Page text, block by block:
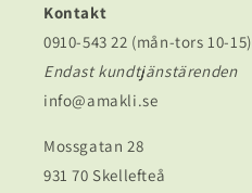
Kontakt
0910-543 22 (mån-tors 10-15)
Endast kundtjänstärenden
info@amakli.se
Mossgatan 28
931 70 Skellefteå